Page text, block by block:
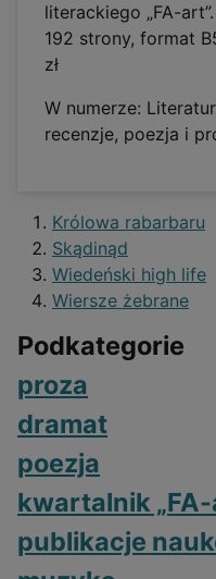
literackiego „FA-art”.
192 strony, format
zł
W numerze:
recenzje, poezja i
Królowa rabarbaru
Skądinąd
Wiedeński high life
Wiersze żebrane
Podkategorie
proza
dramat
poezja
kwartalnik
publikacje